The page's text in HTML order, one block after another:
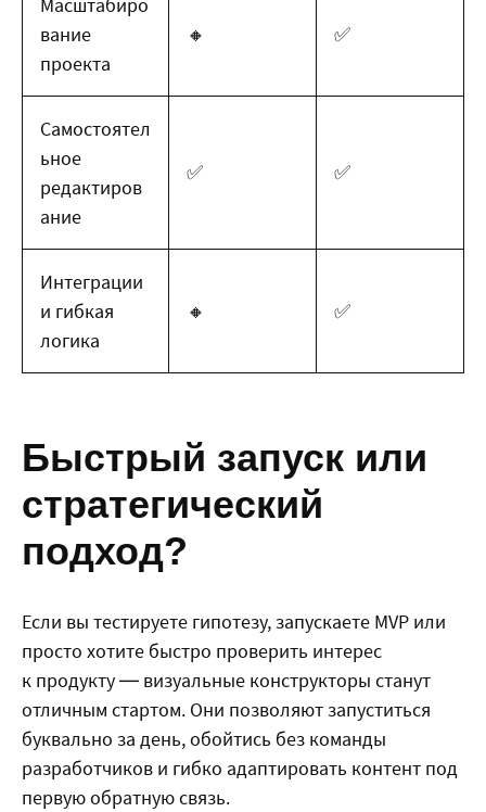
вание
проекта
🔸 ✅
Самостоятел
ьное
редактиров
ание
✅ ✅
Интеграции
и гибкая
логика
🔸 ✅
Быстрый запуск или
стратегический
подход?
Если вы тестируете гипотезу, запускаете MVP или
просто хотите быстро проверить интерес
к продукту — визуальные конструкторы станут
отличным стартом. Они позволяют запуститься
буквально за день, обойтись без команды
разработчиков и гибко адаптировать контент под
первую обратную связь.